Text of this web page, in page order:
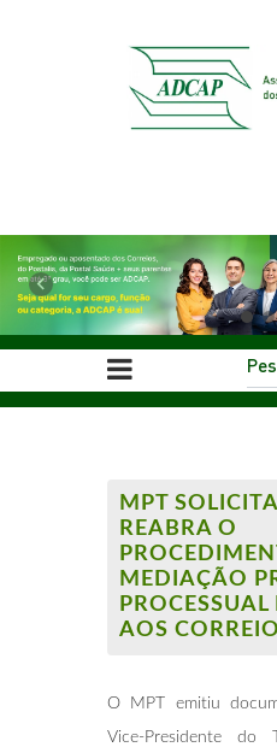
Previous
MPT
REABRA O
MEDIAÇÃO
AOS
O MPT emitiu
Vice-Presidente